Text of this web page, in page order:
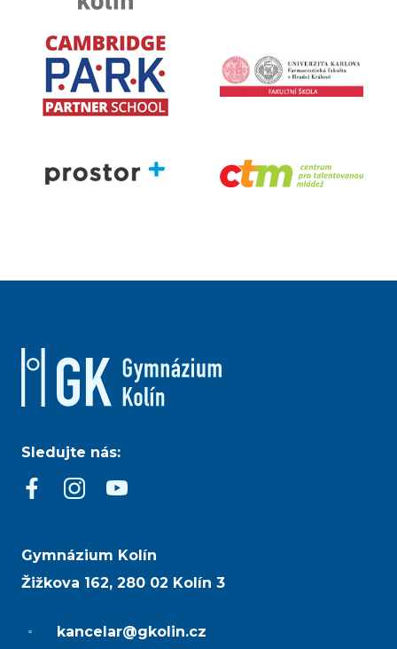
Sledujte nás:
Gymnázium Kolín
Žižkova 162, 280 02 Kolín 3
kancelar@gkolin.cz